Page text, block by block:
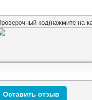
Проверочный код(нажмите на